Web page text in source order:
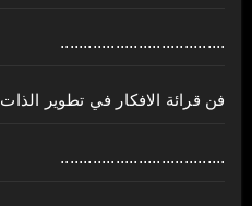
....................................
فن قرائة الافكار في تطوير الذات
....................................